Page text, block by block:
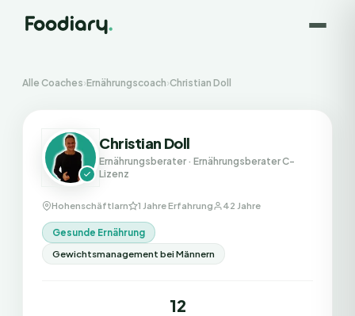
Alle Coaches›Ernährungscoach›Christian Doll
Christian Doll
Ernährungsberater · Ernährungsberater C-
Lizenz
Hohenschäftlarn 1 Jahre Erfahrung 42 Jahre
Gesunde Ernährung
Gewichtsmanagement bei Männern
12